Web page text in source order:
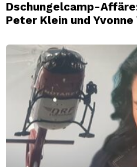
Dschungelcamp-
Peter Klein und